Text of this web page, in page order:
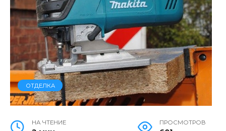
ОТДЕЛКА
НА ЧТЕНИЕ ПРОСМОТРОВ